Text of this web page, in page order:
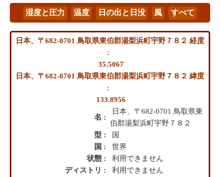
日本、〒682-0701 鳥取県東伯郡湯梨浜町宇野７８２ 経度
:
35.5067
日本、〒682-0701 鳥取県東伯郡湯梨浜町宇野７８２ 緯度
:
133.8956
名 :
日本、〒682-0701 鳥取県東
伯郡湯梨浜町宇野７８２
型 :
国
国 :
世界
状態 :
利用できません
ディストリ :
利用できません